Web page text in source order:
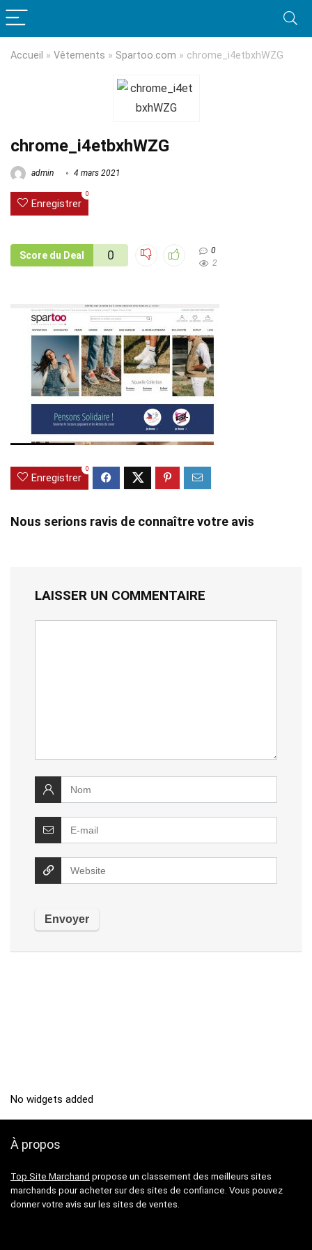
Accueil » Vêtements » Spartoo.com » chrome_i4etbxhWZG
chrome_i4etbxhWZG
admin 4 mars 2021
Enregistrer
0
Score du Deal 0
0
2
Enregistrer
0
Nous serions ravis de connaître votre avis
LAISSER UN COMMENTAIRE
No widgets added
À propos
Top Site Marchand propose un classement des meilleurs sites
marchands pour acheter sur des sites de confiance. Vous pouvez
donner votre avis sur les sites de ventes.